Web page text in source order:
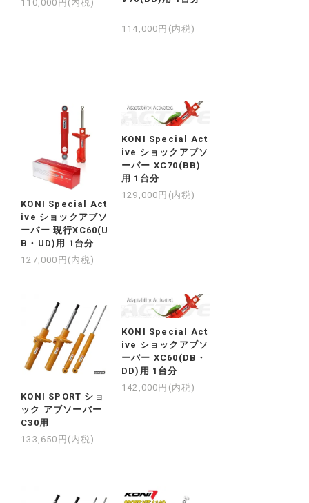
110,000円(内税)
114,000円(内税)
KONI Special Act
ive ショックアブソ
ーバー 現行XC60(U
B・UD)用 1台分
127,000円(内税)
KONI Special Act
ive ショックアブソ
ーバー XC70(BB)
用 1台分
129,000円(内税)
KONI SPORT ショ
ック アブソーバー
C30用
133,650円(内税)
KONI Special Act
ive ショックアブソ
ーバー XC60(DB・
DD)用 1台分
142,000円(内税)